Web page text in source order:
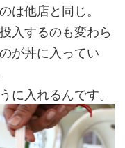
は他店と同じ。
入するのも変わら
が丼に入ってい
に入れるんです。